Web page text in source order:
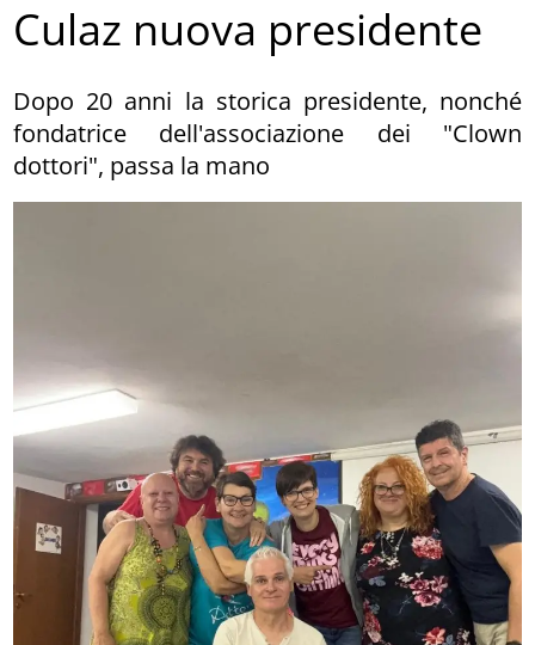
Culaz nuova presidente
Dopo 20 anni la storica presidente, nonché
fondatrice dell'associazione dei "Clown
dottori", passa la mano